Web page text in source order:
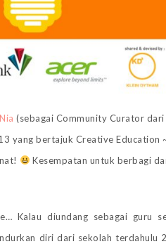
Nia (sebagai Community Curator dari
yang bertajuk Creative Education
Kesempatan untuk berbagi
Kalau diundang sebagai guru
diri dari sekolah terdahulu